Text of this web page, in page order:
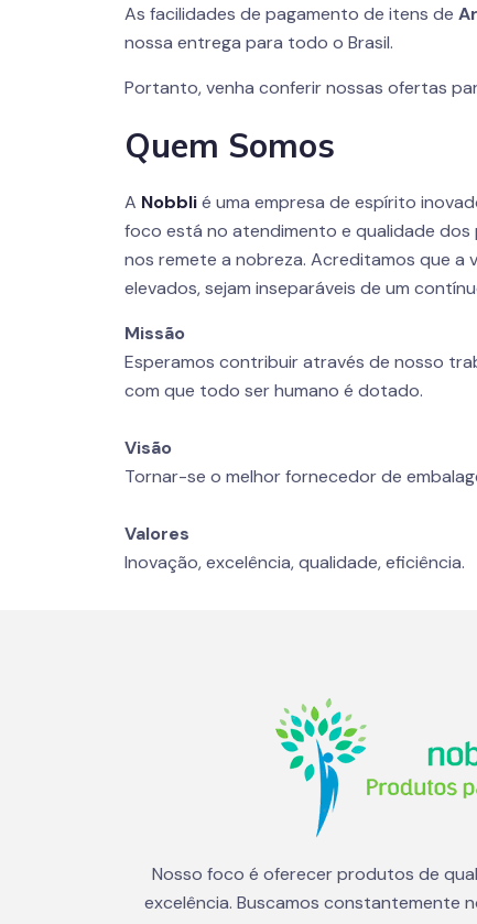
As facilidades de pagamento de itens de
nossa entrega para todo o Brasil.
Portanto, venha conferir nossas ofertas
Quem Somos
A Nobblié uma empresa de espírito
foco está no atendimento e qualidade
nos remete a nobreza. Acreditamos que a
elevados, sejam inseparáveis de um
Missão
Esperamos contribuir através de nosso
com que todo ser humano é dotado.
Visão
Tornar-se o melhor fornecedor de
Valores
Inovação, excelência, qualidade, eficiência.
Nosso foco é oferecer produtos de
excelência. Buscamos constantemente